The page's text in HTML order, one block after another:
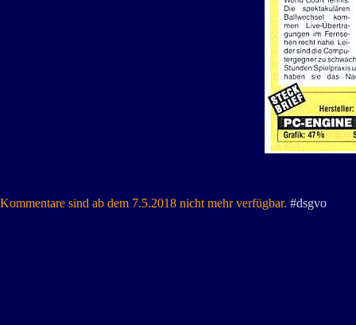
Kommentare sind ab dem 7.5.2018 nicht mehr verfügbar. #dsgvo